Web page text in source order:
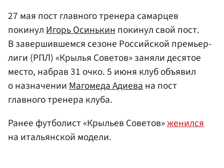
27 мая пост главного тренера самарцев
покинулИгорь Осинькинпокинул свой пост.
В завершившемся сезоне Российской премьер-
лиги (РПЛ) «Крылья Советов» заняли десятое
место, набрав 31 очко. 5 июня клуб объявил
о назначенииМагомеда Адиевана пост
главного тренера клуба.
Ранее футболист «Крыльев Советов»женился
на итальянской модели.